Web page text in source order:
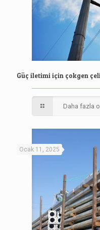
Güç iletimi için çokgen
Daha fazla
Ocak 11, 2025